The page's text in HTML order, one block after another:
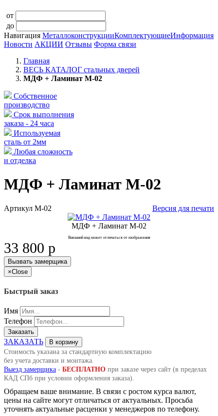
от
до
Навигация МеталлоконструкцииКомплектующиеИнформация
Новости АКЦИИ Отзывы Форма связи
Главная
ВЕСЬ КАТАЛОГ стальных дверей
МДФ + Ламинат М-02
Собственное
производство
Срок выполнения
заказа - 24 часа
Используемая
сталь от 2мм
Любая сложность
и отделка
МДФ + Ламинат М-02
Артикул М-02 Версия для печати
МДФ + Ламинат М-02
Внешний вид может отличаться от изображения
33 800 p
Вызвать замерщика
×Close
Быстрый заказ
Имя
Телефон
Заказать
ЗАКАЗАТЬ
В корзину
Стоимость указана за стандартную комплектацию
без учета доставки и монтажа.
Выезд замерщика - БЕСПЛАТНО при заказе через сайт (в пределах
КАД СПб при условии оформления заказа).
Обращаем ваше внимание. В связи с ростом курса валют,
цены на сайте могут отличаться от актуальных. Просьба
уточнять актуальные расценки у менеджеров по телефону.